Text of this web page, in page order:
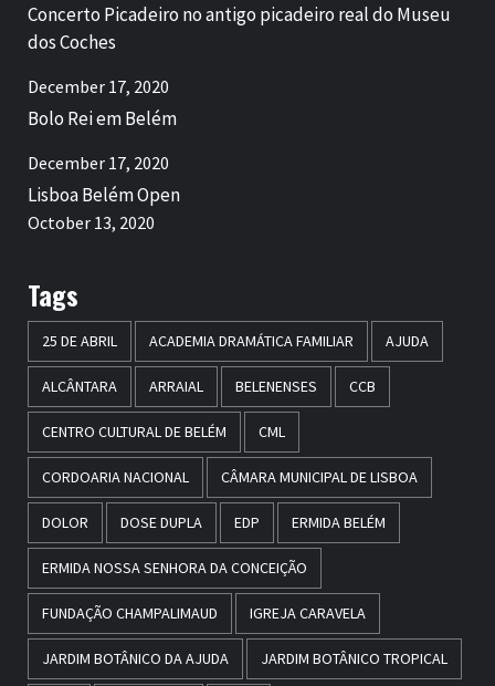
Concerto Picadeiro no antigo picadeiro real do Museu
dos Coches
December 17, 2020
Bolo Rei em Belém
December 17, 2020
Lisboa Belém Open
October 13, 2020
Tags
25 DE ABRIL ACADEMIA DRAMÁTICA FAMILIAR AJUDA
ALCÂNTARA ARRAIAL BELENENSES CCB
CENTRO CULTURAL DE BELÉM CML
CORDOARIA NACIONAL CÂMARA MUNICIPAL DE LISBOA
DOLOR DOSE DUPLA EDP ERMIDA BELÉM
ERMIDA NOSSA SENHORA DA CONCEIÇÃO
FUNDAÇÃO CHAMPALIMAUD IGREJA CARAVELA
JARDIM BOTÂNICO DA AJUDA JARDIM BOTÂNICO TROPICAL